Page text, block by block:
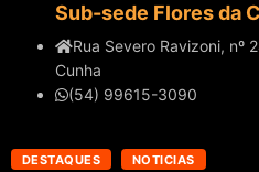
Sub-sede Flores da
Rua Severo Ravizoni, nº
Cunha
(54) 99615-3090
DESTAQUES NOTICIAS